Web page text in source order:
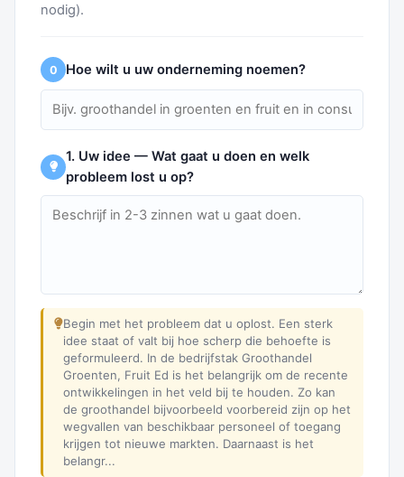
nodig).
0 Hoe wilt u uw onderneming noemen?
1. Uw idee — Wat gaat u doen en welk
probleem lost u op?
Begin met het probleem dat u oplost. Een sterk
idee staat of valt bij hoe scherp die behoefte is
geformuleerd. In de bedrijfstak Groothandel
Groenten, Fruit Ed is het belangrijk om de recente
ontwikkelingen in het veld bij te houden. Zo kan
de groothandel bijvoorbeeld voorbereid zijn op het
wegvallen van beschikbaar personeel of toegang
krijgen tot nieuwe markten. Daarnaast is het
belangr...